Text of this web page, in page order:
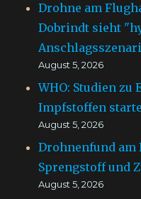
Drohne am
Dobrindt sieht
August 5, 2026
WHO: Studien zu
Impfstoffen
August 5, 2026
Drohnenfund am
Sprengstoff und
August 5, 2026